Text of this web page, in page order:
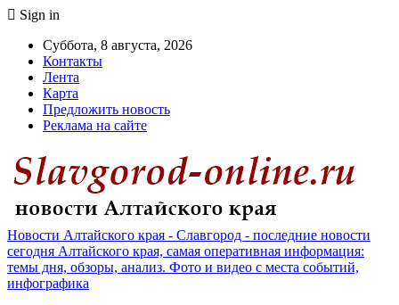
Sign in
Суббота, 8 августа, 2026
Контакты
Лента
Карта
Предложить новость
Реклама на сайте
Новости Алтайского края - Славгород - последние новости
сегодня Алтайского края, самая оперативная информация:
темы дня, обзоры, анализ. Фото и видео с места событий,
инфографика